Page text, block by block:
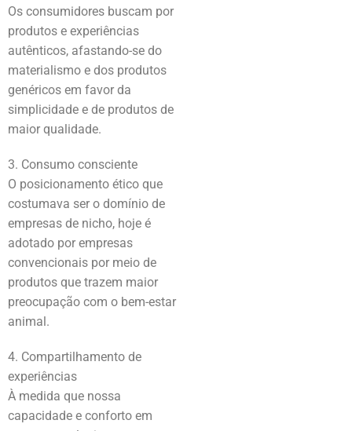
Os consumidores buscam por
produtos e experiências
autênticos, afastando-se do
materialismo e dos produtos
genéricos em favor da
simplicidade e de produtos de
maior qualidade.
3. Consumo consciente
O posicionamento ético que
costumava ser o domínio de
empresas de nicho, hoje é
adotado por empresas
convencionais por meio de
produtos que trazem maior
preocupação com o bem-estar
animal.
4. Compartilhamento de
experiências
À medida que nossa
capacidade e conforto em